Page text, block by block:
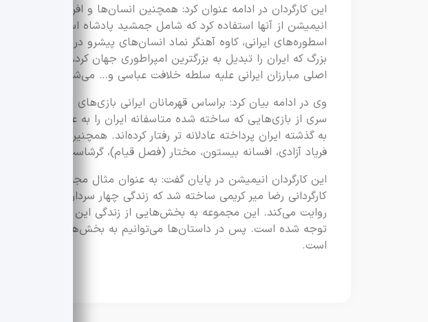
این کارگردان در ادامه عنوان کرد: همچنین انسان‌ها و افراد تاثیر
انیمیشن از آنها استفاده کرد که شامل جمشید پادشاه اسطوره ای ایرانی،
اسطوره‌های ایرانی، کاوه آهنگر نماد انسان‌های پیشرو در عصر
بزرگ که ایران را تبدیل به بزرگترین امپراطوری جهان کرد، آرتمیس
اصلی مبارزان ایرانی علیه سلطه خلافت عباسی و… می‌شود.
وی در ادامه بیان کرد: براساس قهرمانان ایرانی بازی‌های مختلفی
سری از بازی‌هایی که ساخته شده متاسفانه ایران را به عنوان یک کشور
به گذشته ایران پرداخته عادلانه تر رفتار کرده‌اند. همچنین بعضی از
فریاد آزادی، افسانه بیستون، مختار (فصل قیام)، گرشاسپ و… می‌شود.
این کارگردان انیمیشن در پایان گفت: به عنوان مثال مجموعه‌ای با
کارگردانی رضا میر کریمی ساخته شد که زندگی چهار سردار شهید
روایت می‌کند. این مجموعه به بخش‌هایی از زندگی این افراد توجه
توجه شده است. پس در داستان‌ها می‌توانیم به بخش‌هایی بپردازیم که
است.